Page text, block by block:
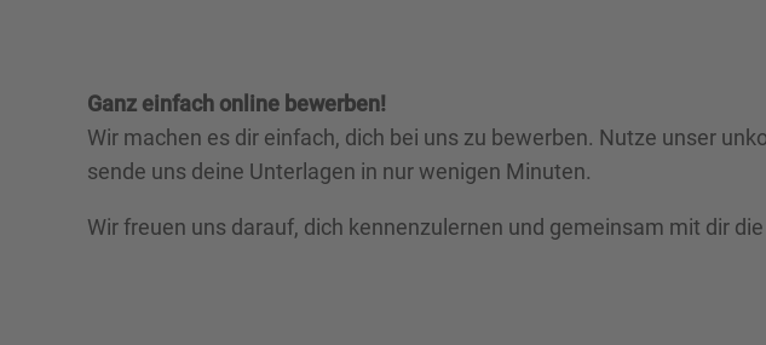
Ganz einfach online bewerben!
Wir machen es dir einfach, dich bei uns zu bewerben. Nutze unser
sende uns deine Unterlagen in nur wenigen Minuten.
Wir freuen uns darauf, dich kennenzulernen und gemeinsam mit dir